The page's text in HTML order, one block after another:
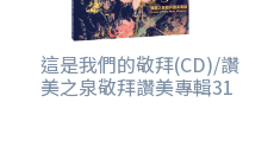
這是我們的敬拜(CD)/讚
美之泉敬拜讚美專輯31